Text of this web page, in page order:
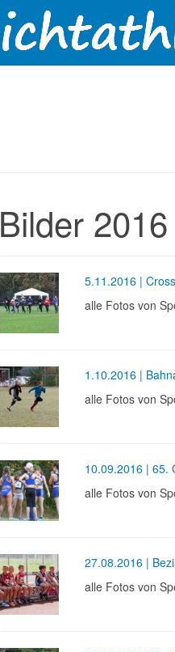
Bilder 2016
5.11.2016 |
alle Fotos von
1.10.2016 |
alle Fotos von
10.09.2016 | 65.
alle Fotos von
27.08.2016 |
alle Fotos von